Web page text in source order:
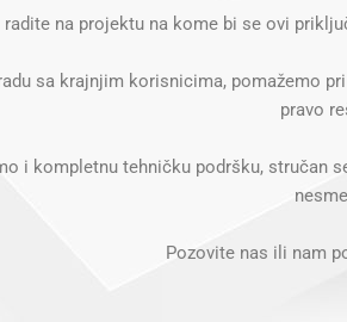
na projektu na kome bi se ovi
sa krajnjim korisnicima, pomažemo
pravo
i kompletnu tehničku podršku, stručan
Pozovite nas ili nam